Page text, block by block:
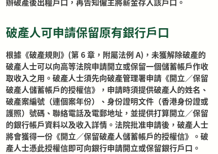
破產人可申請保留原有銀行戶口
根據《破產規則》(第 6 章，附屬法例 A)，未獲解除破產的
破產人士可以向高等法院申請開立或保留一個儲蓄帳戶作收
取收入之用。破產人士須先向破產管理署申請《開立／保留
破產人儲蓄帳戶的授權信》，申請時須提供破產人的姓名、
破產案編號（連個案年份）、身份證明文件（香港身份證或
護照）號碼、聯絡電話及電郵地址，並提供打算開立／保留
的銀行帳戶資料以及收入詳情。法院批准申請後，破產人士
將會獲得一份《開立／保留破產人儲蓄帳戶的授權信》。破
產人士憑此授權信即可向銀行申請開立或保留銀行戶口。